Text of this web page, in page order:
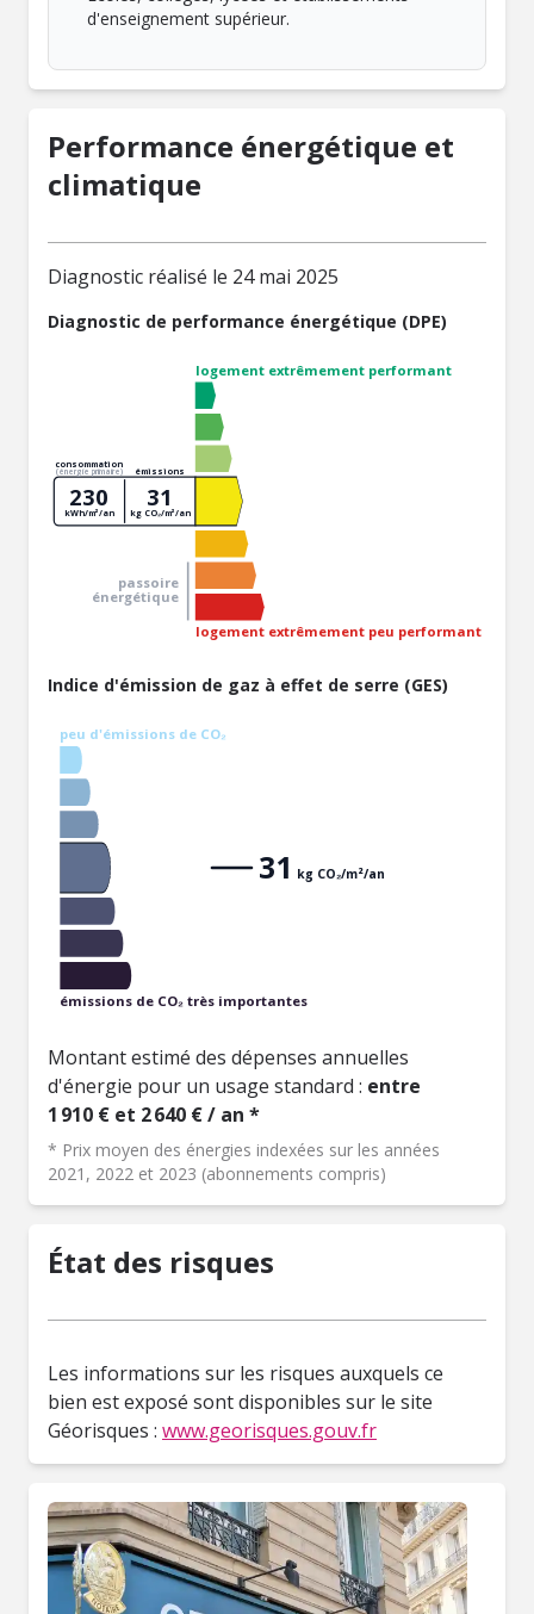
d'enseignement supérieur.
Performance énergétique et
climatique
Diagnostic réalisé le 24 mai 2025
Diagnostic de performance énergétique (DPE)
logement extrêmement performant
logement extrêmement peu performant
passoire
énergétique
consommation
(énergie primaire) émissions
230
kWh/m²/an
31
kg CO₂/m²/an
Indice d'émission de gaz à effet de serre (GES)
peu d'émissions de CO₂
émissions de CO₂ très importantes
31 kg CO₂/m²/an
Montant estimé des dépenses annuelles
d'énergie pour un usage standard : entre
1 910 € et 2 640 € / an *
* Prix moyen des énergies indexées sur les années
2021, 2022 et 2023 (abonnements compris)
État des risques
Les informations sur les risques auxquels ce
bien est exposé sont disponibles sur le site
Géorisques : www.georisques.gouv.fr